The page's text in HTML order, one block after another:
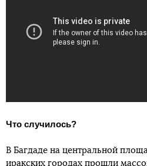
Что случилось?
В Багдаде на центральной
иракских городах прошли